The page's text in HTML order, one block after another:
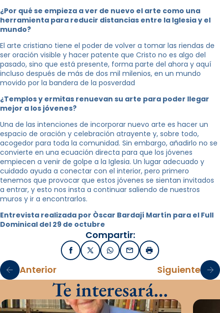
¿Por qué se empieza a ver de nuevo el arte como una
herramienta para reducir distancias entre la Iglesia y el
mundo?
El arte cristiano tiene el poder de volver a tomar las riendas de
ser oración visible y hacer patente que Cristo no es algo del
pasado, sino que está presente, forma parte del ahora y aquí
incluso después de más de dos mil milenios, en un mundo
movido por la bandera de la posverdad
¿Templos y ermitas renuevan su arte para poder llegar
mejor a los jóvenes?
Una de las intenciones de incorporar nuevo arte es hacer un
espacio de oración y celebración atrayente y, sobre todo,
acogedor para toda la comunidad. Sin embargo, añadirlo no se
convierte en una ecuación directa para que los jóvenes
empiecen a venir de golpe a la Iglesia. Un lugar adecuado y
cuidado ayuda a conectar con el interior, pero primero
tenemos que provocar que estos jóvenes se sientan invitados
a entrar, y esto nos insta a continuar saliendo de nuestros
muros y ir a encontrarlos.
Entrevista realizada por Òscar Bardají Martín para el Full
Dominical del 29 de octubre
Compartir:
FacebookX / TwitterWhatsApp
EmailImprimir
Anterior Siguiente
Te interesará…